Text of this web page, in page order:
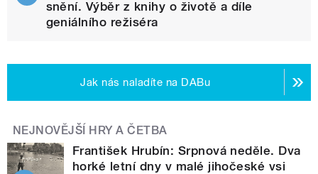
snění. Výběr z knihy o životě a díle
geniálního režiséra
Jak nás naladíte na DABu
NEJNOVĚJŠÍ HRY A ČETBA
František Hrubín: Srpnová neděle. Dva
horké letní dny v malé jihočeské vsi